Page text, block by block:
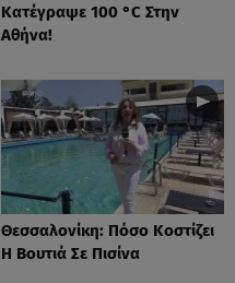
Κατέγραψε 100 °C Στην
Αθήνα!
Θεσσαλονίκη: Πόσο Κοστίζει
Η Βουτιά Σε Πισίνα